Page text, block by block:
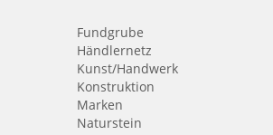
Fundgrube
Händlernetz
Kunst/Handwerk
Konstruktion
Marken
Naturstein